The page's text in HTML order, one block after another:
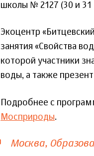
школы № 2127 (30 и 31
Экоцентр
занятия «Свойства
которой участники
воды, а также
Подробнее с
Мосприроды.
Москва